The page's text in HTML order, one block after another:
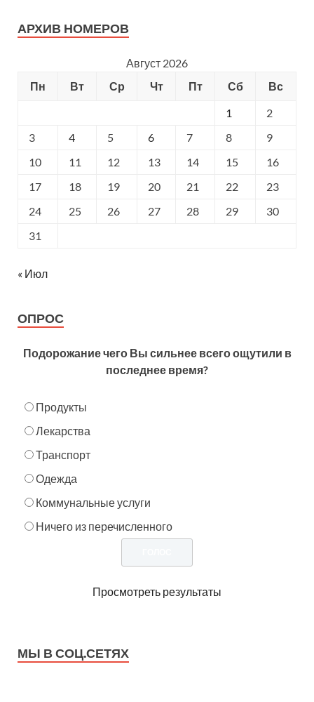
АРХИВ НОМЕРОВ
Август 2026
Пн
Вт Ср Чт Пт Сб
Вс
1
2
3
4 5 6 7 8
9
10
11 12 13 14 15
16
17
18 19 20 21 22
23
24
25 26 27 28 29
30
31
« Июл
ОПРОС
Подорожание чего Вы сильнее всего ощутили в
последнее время?
Продукты
Лекарства
Транспорт
Одежда
Коммунальные услуги
Ничего из перечисленного
Просмотреть результаты
МЫ В СОЦ.СЕТЯХ